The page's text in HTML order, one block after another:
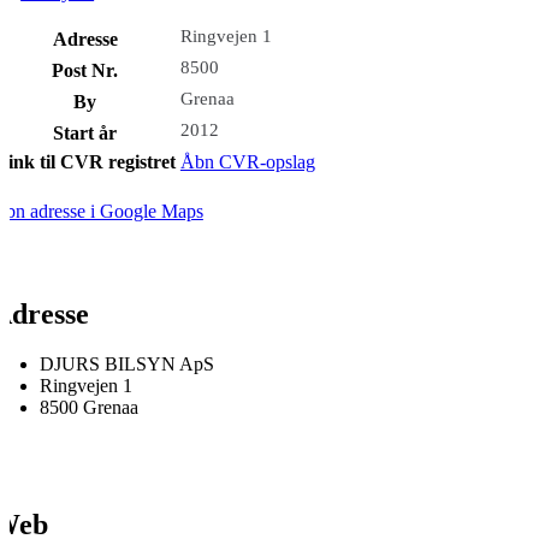
Adresse Ringvejen 1
Post Nr. 8500
By Grenaa
Start år 2012
til CVR registret Åbn CVR-opslag
adresse i Google Maps
DJURS BILSYN ApS
Ringvejen 1
8500 Grenaa